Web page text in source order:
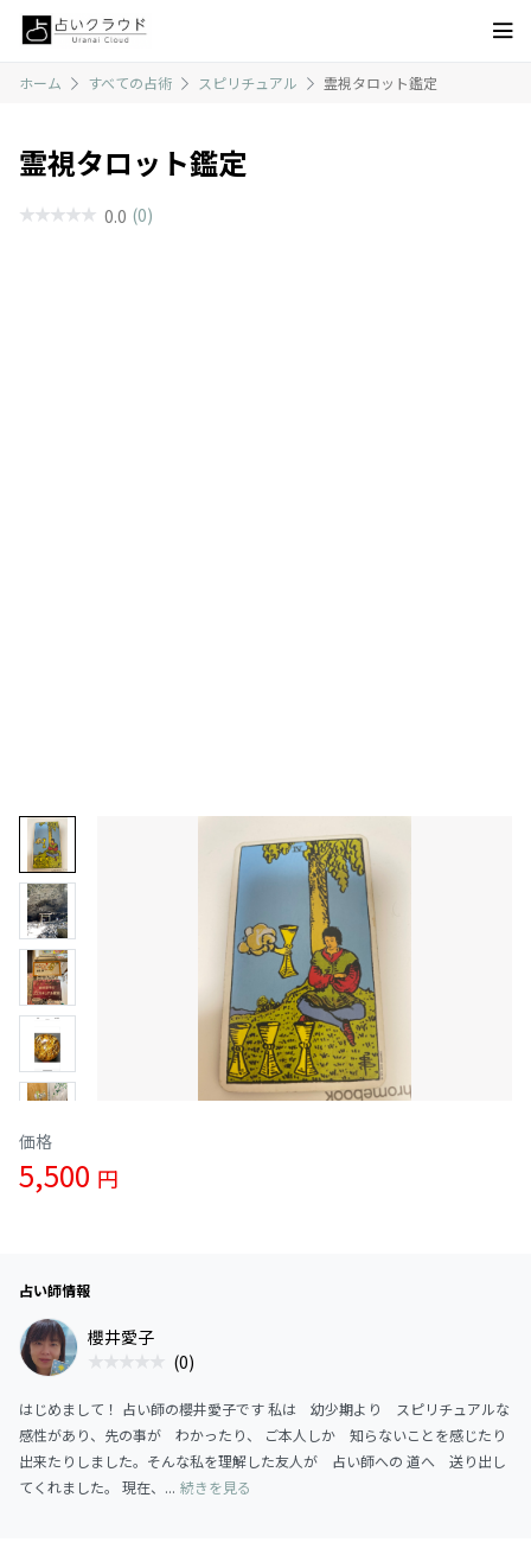
ホーム すべての占術 スピリチュアル 霊視タロット鑑定
霊視タロット鑑定
0.0 (0)
価格
5,500 円
占い師情報
櫻井愛子
(0)
はじめまして！ 占い師の櫻井愛子です 私は 幼少期より スピリチュアルな
感性があり、先の事が わかったり、 ご本人しか 知らないことを感じたり
出来たりしました。そんな私を理解した友人が 占い師への 道へ 送り出し
てくれました。 現在、... 続きを見る